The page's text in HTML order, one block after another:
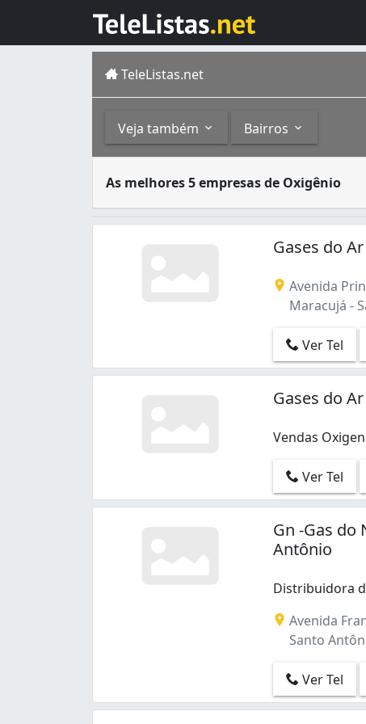
TeleListas.net
Veja também Bairros
As melhores 5 empresas de Oxigênio
Gases do
Avenida
Maracujá -
Ver Tel
Gases do
Vendas
Vendas
Ver Tel
Gn -Gas do
Antônio
Distribuidora
Avenida
Santo
Ver Tel